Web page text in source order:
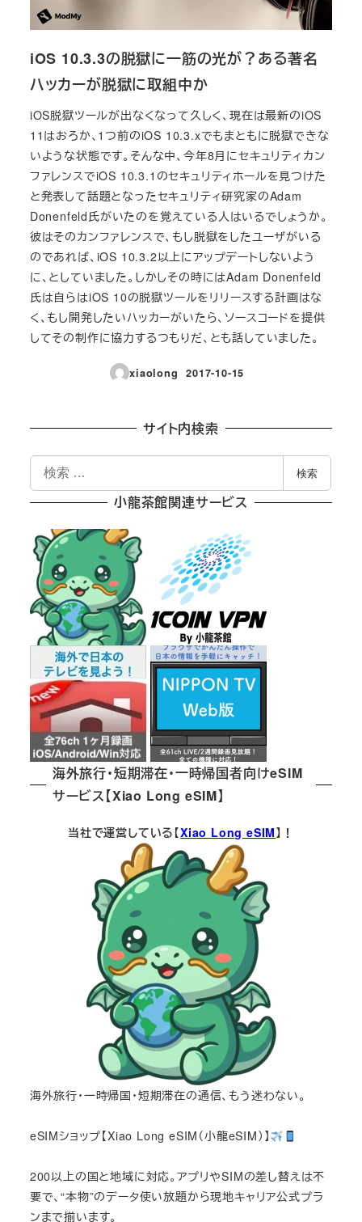
iOS 10.3.3の脱獄に一筋の光が？ある著名
ハッカーが脱獄に取組中か
iOS脱獄ツールが出なくなって久しく、現在は最新のiOS
11はおろか、1つ前のiOS 10.3.xでもまともに脱獄できな
いような状態です。そんな中、今年8月にセキュリティカン
ファレンスでiOS 10.3.1のセキュリティホールを見つけた
と発表して話題となったセキュリティ研究家のAdam
Donenfeld氏がいたのを覚えている人はいるでしょうか。
彼はそのカンファレンスで、もし脱獄をしたユーザがいる
のであれば、iOS 10.3.2以上にアップデートしないよう
に、としていました。しかしその時にはAdam Donenfeld
氏は自らはiOS 10の脱獄ツールをリリースする計画はな
く、もし開発したいハッカーがいたら、ソースコードを提供
してその制作に協力するつもりだ、とも話していました。
xiaolong
投稿日
2017-10-15
サイト内検索
索
検索
小龍茶館関連サービス
海外旅行・短期滞在・一時帰国者向けeSIM
サービス【Xiao Long eSIM】
当社で運営している【Xiao Long eSIM】！
海外旅行・一時帰国・短期滞在の通信、もう迷わない。
eSIMショップ【Xiao Long eSIM（小龍eSIM）】
200以上の国と地域に対応。アプリやSIMの差し替えは不
要で、“本物”のデータ使い放題から現地キャリア公式プラ
ンまで揃います。